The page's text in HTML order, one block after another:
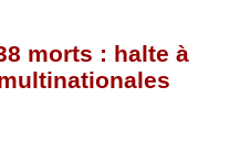
morts : halte à